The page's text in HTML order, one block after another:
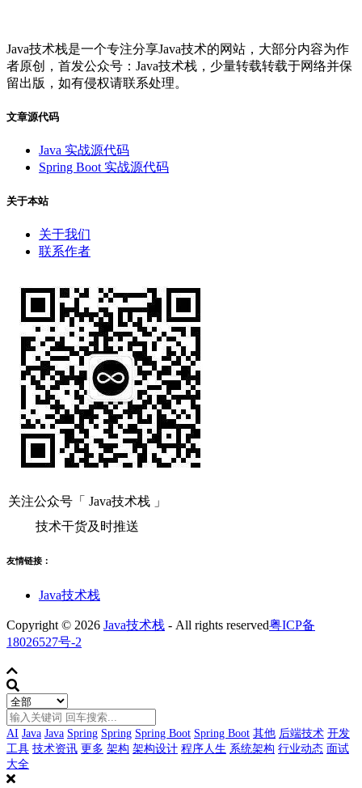
Java技术栈是一个专注分享Java技术的网站，大部分内容为作
者原创，首发公众号：Java技术栈，少量转载转载于网络并保
留出版，如有侵权请联系处理。
文章源代码
Java 实战源代码
Spring Boot 实战源代码
关于本站
关于我们
联系作者
关注公众号「 Java技术栈 」
技术干货及时推送
友情链接：
Java技术栈
Copyright © 2026 Java技术栈 - All rights reserved粤ICP备
18026527号-2
AI Java Java Spring Spring Spring Boot Spring Boot 其他 后端技术 开发
工具 技术资讯 更多 架构 架构设计 程序人生 系统架构 行业动态 面试
大全